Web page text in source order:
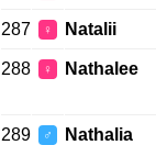
287 ♀ Natalii
288 ♀ Nathalee
289 ♂ Nathalia